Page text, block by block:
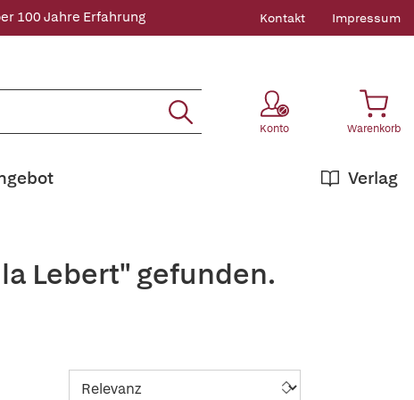
100 Jahre Erfahrung Kontakt Impressum
Konto Warenkorb
Verlag
Lebert" gefunden.